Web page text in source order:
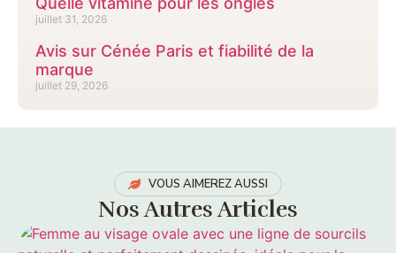
juillet 31, 2026
Avis sur Cénée Paris et fiabilité de la
marque
juillet 29, 2026
VOUS AIMEREZ AUSSI
Nos Autres Articles